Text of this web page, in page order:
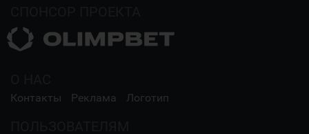
Контакты Реклама Логотип